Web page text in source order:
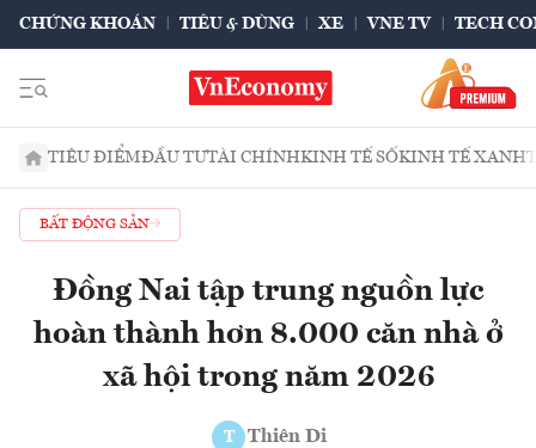
CHỨNG KHOÁN TIÊU & DÙNG XE VNE TV TECH
TIÊU ĐIỂMĐẦU TƯTÀI CHÍNHKINH TẾ SỐKINH TẾ XANH
BẤT ĐỘNG SẢN
Đồng Nai tập trung nguồn lực
hoàn thành hơn 8.000 căn nhà ở
xã hội trong năm 2026
T Thiên Di